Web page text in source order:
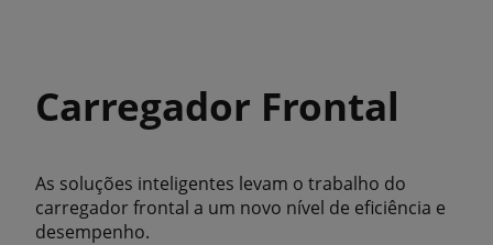
Carregador Frontal
As soluções inteligentes levam o trabalho do
carregador frontal a um novo nível de eficiência e
desempenho.